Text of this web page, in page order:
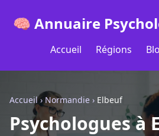
🧠 Annuaire
Accueil Régions
Accueil› Normandie › Elbeuf
Psychologues à